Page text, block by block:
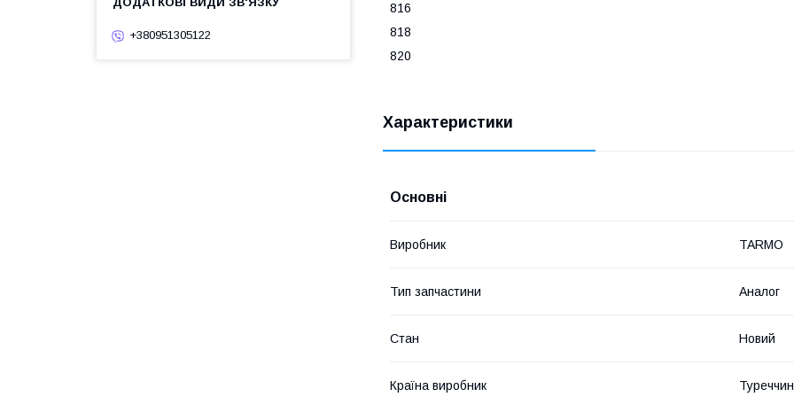
816
818
820
Характеристики
Основні
Виробник TARMO
Тип запчастини Аналог
Стан Новий
Країна виробник
+380951305122